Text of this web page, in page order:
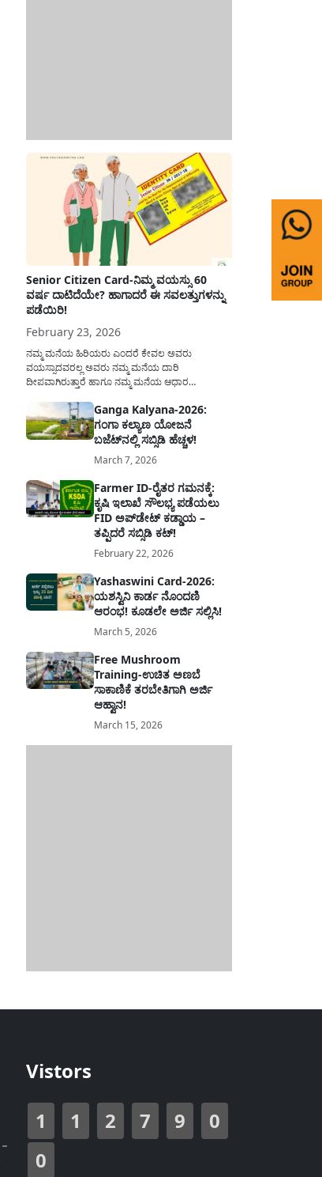
Senior Citizen Card-ನಿಮ್ಮ ವಯಸ್ಸು 60
ವರ್ಷ ದಾಟಿದೆಯೇ? ಹಾಗಾದರೆ ಈ ಸವಲತ್ತುಗಳನ್ನು
ಪಡೆಯಿರಿ!
February 23, 2026
ನಮ್ಮ ಮನೆಯ ಹಿರಿಯರು ಎಂದರೆ ಕೇವಲ ಅವರು
ವಯಸ್ಸಾದವರಲ್ಲ ಅವರು ನಮ್ಮ ಮನೆಯ ದಾರಿ
ದೀಪವಾಗಿರುತ್ತಾರೆ ಹಾಗೂ ನಮ್ಮ ಮನೆಯ ಆಧಾರ
ಸಮಾಜಕ್ಕಾಗಿ ದುಡಿತಿರುತ್ತಾರೆ ಹಾಗೆಯೇ ಅವರು ತಮ್ಮ 60
ವರ್ಷಗಳ ನಂತರದ ಜೀವನವನ್ನು ನೆಮ್ಮದಿಯಿಂದ
ಕಳೆಯಬೇಕೆಂಬುದು ಪ್ರತಿಯೊಬ್ಬರ ಕನಸಾಗಿರುತ್ತದೆ ಆದ್ದರಿಂದ
ಸರ್ಕಾರವು ಹಿರಿಯ ನಾಗರಿಕರ ಗುರುತಿನ ಚೀಟಿ...
Ganga Kalyana-2026:
ಗಂಗಾ ಕಲ್ಯಾಣ ಯೋಜನೆ
ಬಜೆಟ್‌ನಲ್ಲಿ ಸಬ್ಸಿಡಿ ಹೆಚ್ಚಳ!
March 7, 2026
Farmer ID-ರೈತರ ಗಮನಕ್ಕೆ:
ಕೃಷಿ ಇಲಾಖೆ ಸೌಲಭ್ಯ ಪಡೆಯಲು
FID ಅಪ್‌ಡೇಟ್ ಕಡ್ಡಾಯ –
ತಪ್ಪಿದರೆ ಸಬ್ಸಿಡಿ ಕಟ್!
February 22, 2026
Yashaswini Card-2026:
ಯಶಸ್ವಿನಿ ಕಾರ್ಡ ನೊಂದಣಿ
ಆರಂಭ! ಕೂಡಲೇ ಅರ್ಜಿ ಸಲ್ಲಿಸಿ!
March 5, 2026
Free Mushroom
Training-ಉಚಿತ ಅಣಬೆ
ಸಾಕಾಣಿಕೆ ತರಬೇತಿಗಾಗಿ ಅರ್ಜಿ
ಆಹ್ವಾನ!
March 15, 2026
Vistors
1
1 2 7 9
0
0